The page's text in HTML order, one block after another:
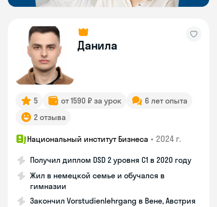
Данила
5 от 1590 ₽ за урок
6 лет опыта
2 отзыва
Национальный институт Бизнеса • 2024 г.
Получил диплом DSD 2 уровня С1 в 2020 году
Жил в немецкой семье и обучался в
гимназии
Закончил Vorstudienlehrgang в Вене, Австрия